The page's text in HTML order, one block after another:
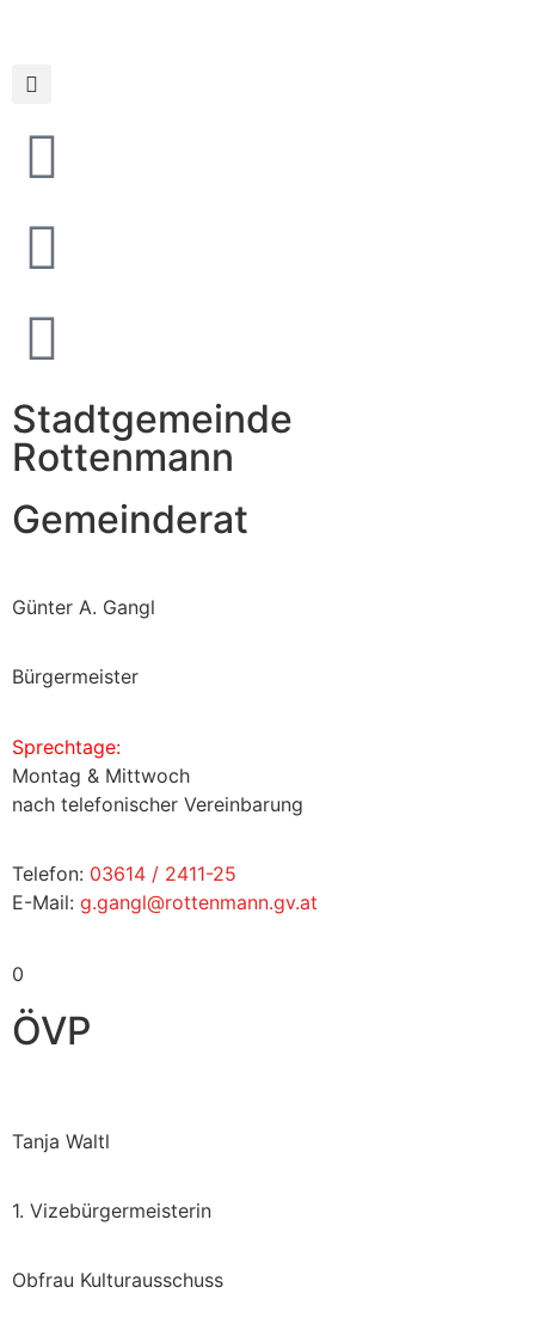
Stadtgemeinde
Rottenmann
Gemeinderat
Günter A. Gangl
Bürgermeister
Sprechtage:
Montag & Mittwoch
nach telefonischer Vereinbarung
Telefon: 03614 / 2411-25
E-Mail: g.gangl@rottenmann.gv.at
0
ÖVP
Tanja Waltl
1. Vizebürgermeisterin
Obfrau Kulturausschuss